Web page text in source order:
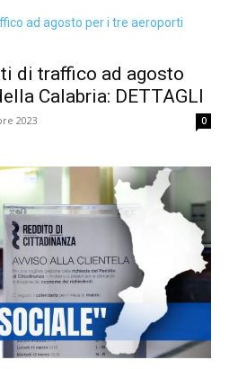
di traffico ad agosto
Calabria: DETTAGLI
2023 0